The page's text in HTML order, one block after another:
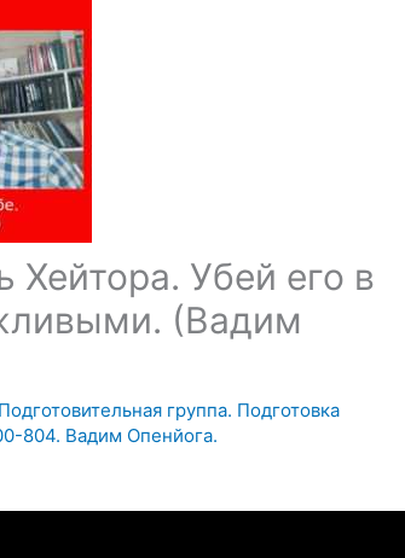
Хейтора. Убей его в
(Вадим
группа. Подготовка
804. Вадим Опенйога.